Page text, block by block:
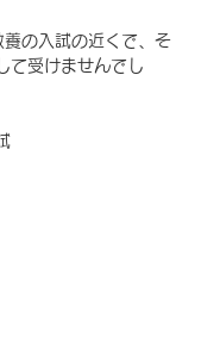
の入試の近くで、そ
て受けませんでし